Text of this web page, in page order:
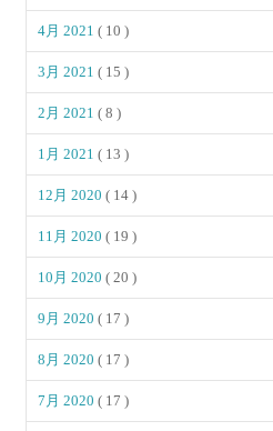
4月 2021( 10 )
3月 2021( 15 )
2月 2021( 8 )
1月 2021( 13 )
12月 2020( 14 )
11月 2020( 19 )
10月 2020( 20 )
9月 2020( 17 )
8月 2020( 17 )
7月 2020( 17 )